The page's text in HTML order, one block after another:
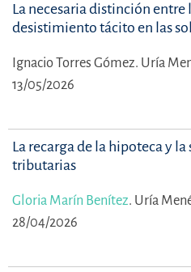
La necesaria distinción entre
desistimiento tácito en las
Ignacio Torres Gómez. Uría
13/05/2026
La recarga de la hipoteca y
tributarias
Gloria Marín Benítez. Uría
28/04/2026